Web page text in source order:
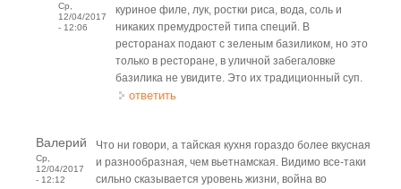
Ср,
12/04/2017
- 12:06
куриное филе, лук, ростки риса, вода, соль и
никаких премудростей типа специй. В
ресторанах подают с зеленым базиликом, но это
только в ресторане, в уличной забегаловке
базилика не увидите. Это их традиционный суп.
ответить
Валерий
Ср,
12/04/2017
- 12:12
Что ни говори, а тайская кухня гораздо более вкусная
и разнообразная, чем вьетнамская. Видимо все-таки
сильно сказывается уровень жизни, война во